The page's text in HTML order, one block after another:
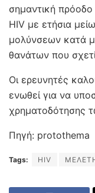
σημαντική
HIV με ετήσια
μολύνσεων κατά
θανάτων που
Οι ερευνητές
ενωθεί για να
χρηματοδότησης
Πηγή: protothema
Tags: HIV